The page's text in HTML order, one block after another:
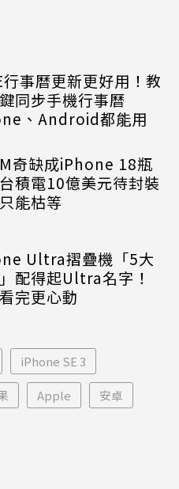
事曆更新更好用！教
同步手機行事曆
、Android都能用
奇缺成iPhone 18瓶
積電10億美元待封裝
能枯等
Ultra摺疊機「5大
配得起Ultra名字！
完更心動
iPhone SE 3
Apple 安卓